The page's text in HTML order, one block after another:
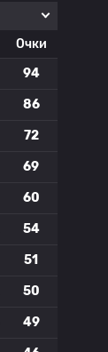
Очки
94
86
72
69
60
54
51
50
49